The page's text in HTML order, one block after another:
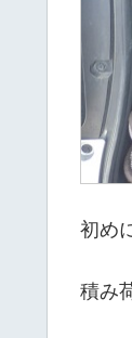
初め
積み